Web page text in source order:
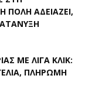
ΠΌΛΗ ΑΔΕΙΆΖΕΙ,
ΜΕ ΛΊΓΑ ΚΛΙΚ:
ΠΛΗΡΩΜΉ